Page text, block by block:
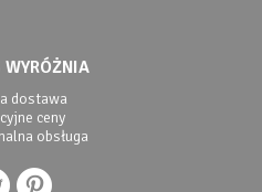
WYRÓŻNIA
dostawa
ceny
obsługa